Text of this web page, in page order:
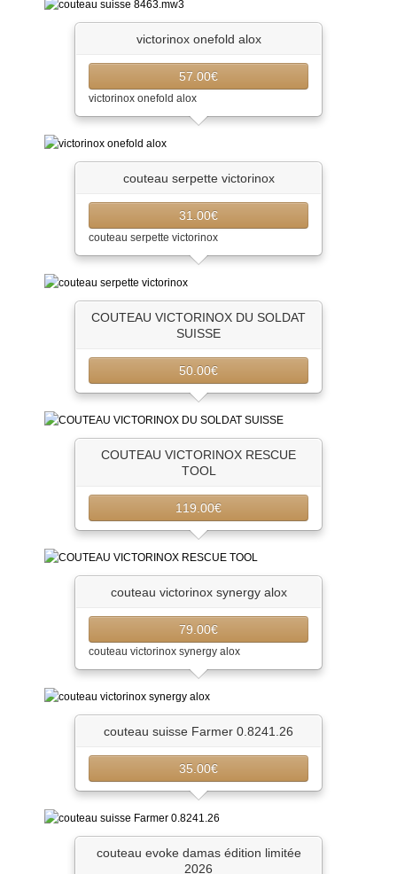
victorinox onefold alox
57.00€
victorinox onefold alox
couteau serpette victorinox
31.00€
couteau serpette victorinox
COUTEAU VICTORINOX DU SOLDAT
SUISSE
50.00€
COUTEAU VICTORINOX RESCUE
TOOL
119.00€
couteau victorinox synergy alox
79.00€
couteau victorinox synergy alox
couteau suisse Farmer 0.8241.26
35.00€
couteau evoke damas édition limitée
2026